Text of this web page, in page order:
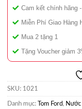
Cam kết chính hãng
Miễn Phí Giao Hàng
Mua 2 tặng 1
Tặng Voucher giảm
SKU: 1021
Danh mục: Tom Ford, Nước